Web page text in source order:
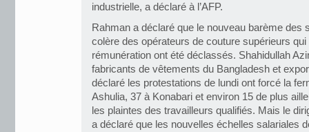
industrielle, a déclaré à l’AFP.
Rahman a déclaré que le nouveau barème des
colère des opérateurs de couture supérieurs
rémunération ont été déclassés. Shahidullah
fabricants de vêtements du Bangladesh et
déclaré les protestations de lundi ont forcé la
Ashulia, 37 à Konabari et environ 15 de plus
les plaintes des travailleurs qualifiés. Mais le
a déclaré que les nouvelles échelles salariales